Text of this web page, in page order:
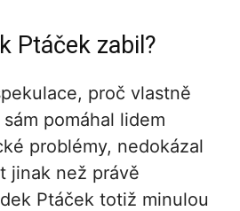
Ptáček zabil?
proč vlastně
pomáhal lidem
problémy, nedokázal
jinak než právě
Ptáček totiž minulou